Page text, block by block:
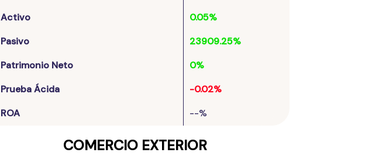
Activo
0.05%
Pasivo
23909.25%
Patrimonio Neto
0%
Prueba Ácida
-0.02%
ROA
--%
COMERCIO EXTERIOR